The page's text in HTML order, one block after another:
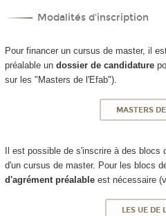
Modalités d'inscription
Pour financer un cursus de master, il
préalable un dossier de candidature
sur les "Masters de l'Efab").
MASTERS
Il est possible de s'inscrire à des
d'un cursus de master. Pour les blocs
d'agrément préalableest nécessaire
LES UE DE